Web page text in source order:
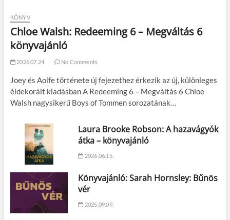
KÖNYV
Chloe Walsh: Redeeming 6 – Megváltás 6
könyvajánló
2026.07.24. No Comments
Joey és Aoife története új fejezethez érkezik az új, különleges
éldekorált kiadásban A Redeeming 6 – Megváltás 6 Chloe
Walsh nagysikerű Boys of Tommen sorozatának…
Laura Brooke Robson: A hazavágyók
átka – könyvajánló
2026.06.15.
Könyvajánló: Sarah Hornsley: Bűnös
vér
2025.09.09.